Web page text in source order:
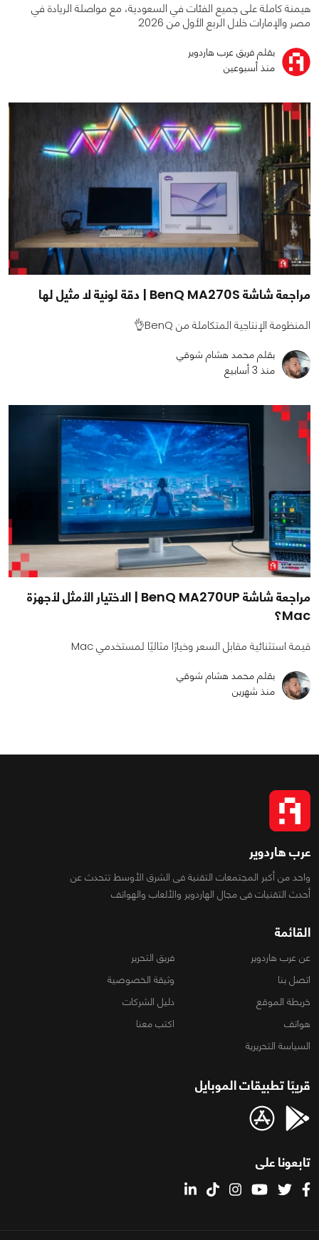
هيمنة كاملة على جميع الفئات في السعودية، مع مواصلة الريادة في
مصر والإمارات خلال الربع الأول من 2026
بقلم فريق عرب هاردوير
منذ أسبوعين
مراجعة شاشة BenQ MA270S | دقة لونية لا مثيل لها
المنظومة الإنتاجية المتكاملة من BenQ👌
بقلم محمد هشام شوقي
منذ 3 أسابيع
مراجعة شاشة BenQ MA270UP | الاختيار الأمثل لأجهزة
Mac؟
قيمة استثنائية مقابل السعر وخيارًا مثاليًا لمستخدمي Mac
بقلم محمد هشام شوقي
منذ شهرين
عرب هاردوير
واحد من أكبر المجتمعات التقنية فى الشرق الأوسط تتحدث عن
أحدث التقنيات فى مجال الهاردوير والألعاب والهواتف
القائمة
عن عرب هاردوير
فريق التحرير
اتصل بنا
وثيقة الخصوصية
خريطة الموقع
دليل الشركات
هواتف
اكتب معنا
السياسة التحريرية
قريبًا تطبيقات الموبايل
تابعونا على